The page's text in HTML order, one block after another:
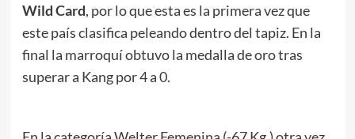
Wild Card, por lo que esta es la primera vez que
este país clasifica peleando dentro del tapiz. En la
final la marroquí obtuvo la medalla de oro tras
superar a Kang por 4 a 0.